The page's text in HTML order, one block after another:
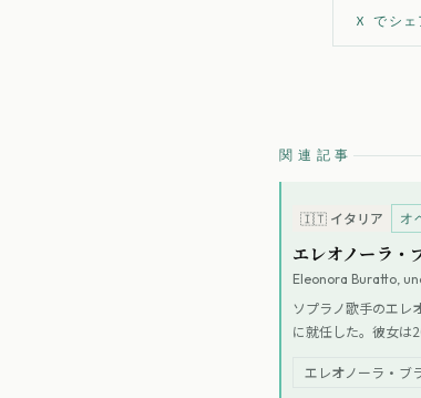
X でシェ
関連記事
🇮🇹 イタリア オ
エレオノーラ・
Eleonora Buratto,
ソプラノ歌手のエレ
に就任した。彼女は
エレオノーラ・ブ